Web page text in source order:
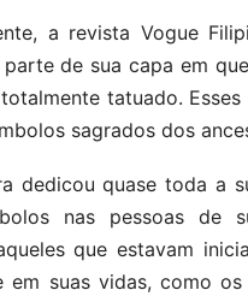
a revista Vogue
de sua capa em
tatuado. Esses
sagrados dos
dedicou quase toda a
nas pessoas de
que estavam
em suas vidas, como